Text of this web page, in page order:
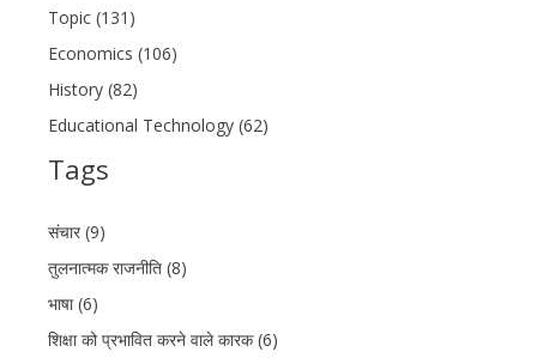
Topic (131)
Economics (106)
History (82)
Educational Technology (62)
Tags
संचार (9)
तुलनात्मक राजनीति (8)
भाषा (6)
शिक्षा को प्रभावित करने वाले कारक (6)